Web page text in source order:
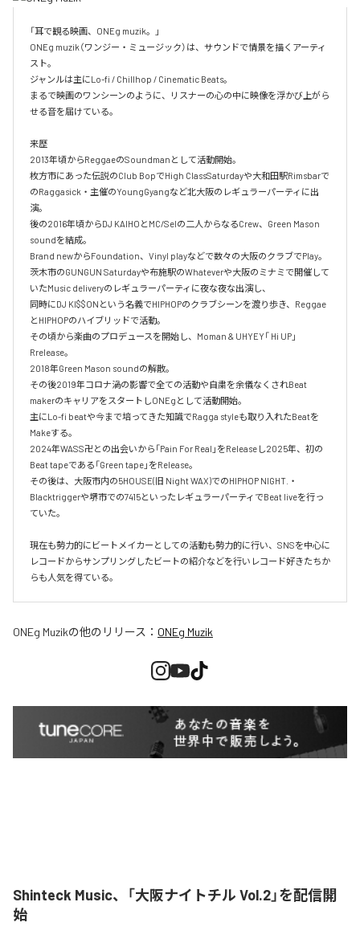
「耳で観る映画、ONEg muzik。」
ONEg muzik（ワンジー・ミュージック）は、サウンドで情景を描くアーティ
スト。
ジャンルは主にLo-fi / Chillhop / Cinematic Beats。
まるで映画のワンシーンのように、リスナーの心の中に映像を浮かび上がら
せる音を届けている。
来歴
2013年頃からReggaeのSoundmanとして活動開始。
枚方市にあった伝説のClub BopでHigh ClassSaturdayや大和田駅Rimsbarで
のRaggasick・主催のYoungGyangなど北大阪のレギュラーパーティに出
演。
後の2016年頃からDJ KAIHOとMC/Selの二人からなるCrew、Green Mason
soundを結成。
Brand newからFoundation、Vinyl playなどで数々の大阪のクラブでPlay。
茨木市のGUNGUN Saturdayや布施駅のWhateverや大阪のミナミで開催して
いたMusic deliveryのレギュラーパーティに夜な夜な出演し、
同時にDJ KI$$ONという名義でHIPHOPのクラブシーンを渡り歩き、Reggae
とHIPHOPのハイブリッドで活動。
その頃から楽曲のプロデュースを開始し、Moman & UHYEY「 Hi UP」
Rrelease。
2018年Green Mason soundの解散。
その後2019年コロナ渦の影響で全ての活動や自粛を余儀なくされBeat
makerのキャリアをスタートしONEgとして活動開始。
主にLo-fi beatや今まで培ってきた知識でRagga styleも取り入れたBeatを
Makeする。
2024年WASS卍との出会いから「Pain For Real」をReleaseし2025年、初の
Beat tapeである「Green tape」をRelease。
その後は、大阪市内の5HOUSE(旧 Night WAX)でのHIPHOP NIGHT.・
Blacktriggerや堺市での7415といったレギュラーパーティでBeat liveを行っ
ていた。
現在も勢力的にビートメイカーとしての活動も勢力的に行い、SNSを中心に
レコードからサンプリングしたビートの紹介などを行いレコード好きたちか
らも人気を得ている。
ONEg Muzikの他のリリース： ONEg Muzik
Shinteck Music、「大阪ナイトチル Vol.2」を配信開
始